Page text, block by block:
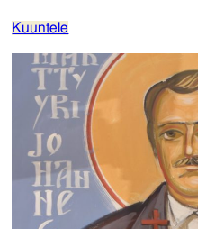
Hautausmaa
Yhteystiedot
Kuuntele